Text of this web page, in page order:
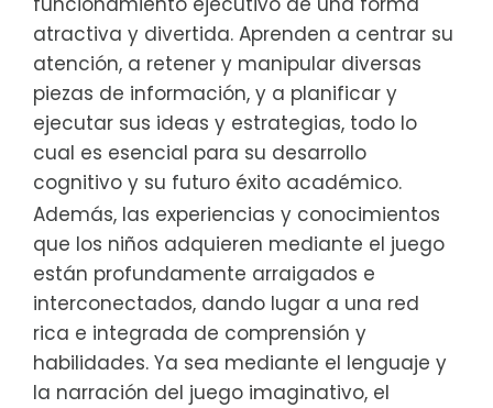
atractiva y divertida. Aprenden a centrar su
atención, a retener y manipular diversas
piezas de información, y a planificar y
ejecutar sus ideas y estrategias, todo lo
cual es esencial para su desarrollo
cognitivo y su futuro éxito académico.
Además, las experiencias y conocimientos
que los niños adquieren mediante el juego
están profundamente arraigados e
interconectados, dando lugar a una red
rica e integrada de comprensión y
habilidades. Ya sea mediante el lenguaje y
la narración del juego imaginativo, el